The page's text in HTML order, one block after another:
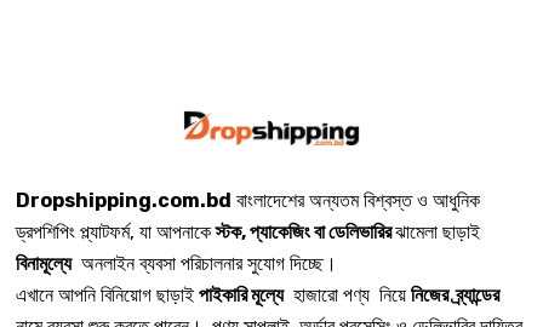
Dropshipping.com.bd বাংলাদেশের অন্যতম বিশ্বস্ত ও আধুনিক
ড্রপশিপিং প্ল্যাটফর্ম, যা আপনাকেস্টক, প্যাকেজিং বা ডেলিভারিরঝামেলা ছাড়াই
বিনামূল্যেঅনলাইন ব্যবসা পরিচালনার সুযোগ দিচ্ছে।
এখানে আপনি বিনিয়োগ ছাড়াই পাইকারি মূল্যেহাজারো পণ্য নিয়ে নিজের ব্র্যান্ডের